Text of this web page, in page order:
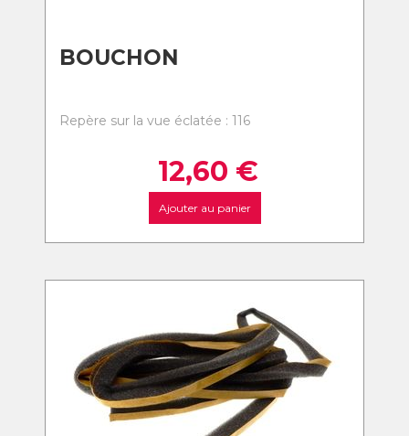
BOUCHON
Repère sur la vue éclatée : 116
12,60 €
Ajouter au panier